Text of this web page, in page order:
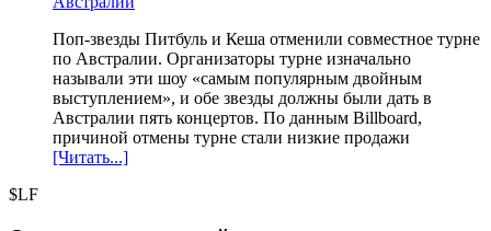
Поп-звезды Питбуль и Кеша отменили совместное турне
по Австралии. Организаторы турне изначально
называли эти шоу «самым популярным двойным
выступлением», и обе звезды должны были дать в
Австралии пять концертов. По данным Billboard,
причиной отмены турне стали низкие продажи
[Читать...]
$LF